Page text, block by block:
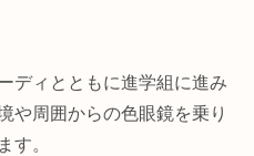
ディとともに進学組に進み
や周囲からの色眼鏡を乗り
す。